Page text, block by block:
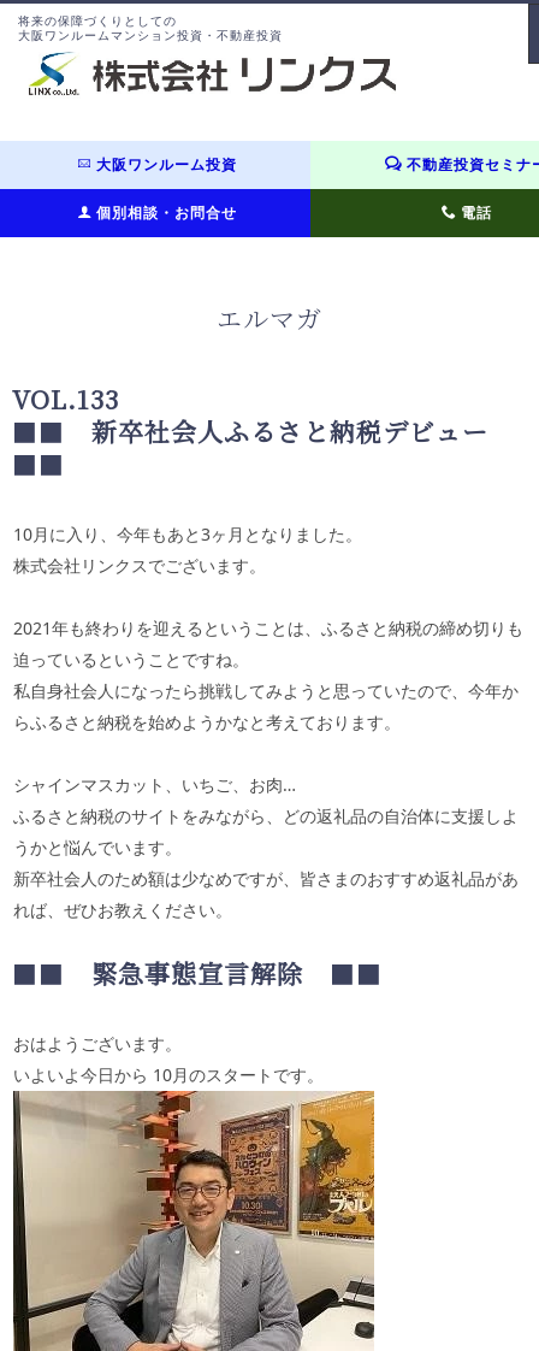
将来の保障づくりとしての
大阪ワンルームマンション投資・不動産投資
大阪ワンルーム投資 不動産投資セミナ
個別相談・お問合せ 電話
エルマガ
VOL.133
■■ 新卒社会人ふるさと納税デビュー
■■
10月に入り、今年もあと3ヶ月となりました。
株式会社リンクスでございます。
2021年も終わりを迎えるということは、ふるさと納税の締め切りも
迫っているということですね。
私自身社会人になったら挑戦してみようと思っていたので、今年か
らふるさと納税を始めようかなと考えております。
シャインマスカット、いちご、お肉…
ふるさと納税のサイトをみながら、どの返礼品の自治体に支援しよ
うかと悩んでいます。
新卒社会人のため額は少なめですが、皆さまのおすすめ返礼品があ
れば、ぜひお教えください。
■■ 緊急事態宣言解除 ■■
おはようございます。
いよいよ今日から 10月のスタートです。